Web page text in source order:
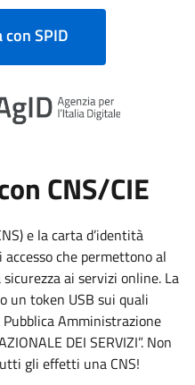
con SPID
CNS/CIE
e la carta d’identità
che permettono al
ai servizi online. La
un token USB sui quali
Amministrazione
DEI SERVIZI”. Non
gli effetti una CNS!